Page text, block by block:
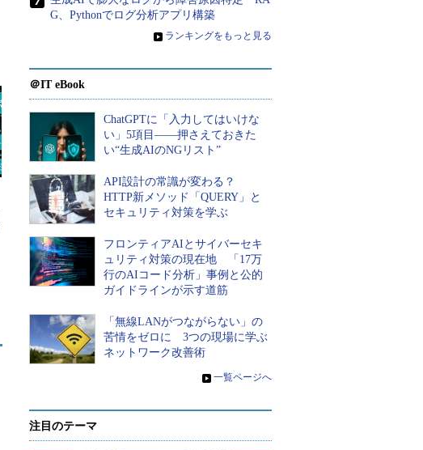
G、Pythonでログ分析アプリ構築
» ランキングをもっと見る
＠IT eBook
ChatGPTに「入力してはいけな
い」5項目――押さえておきた
い“生成AIのNGリスト”
API設計の常識が変わる？
HTTP新メソッド「QUERY」と
セキュリティ対策を学ぶ
フロンティアAIとサイバーセキ
ュリティ対策の現在地 「17万
行のAIコード分析」事例と公的
ガイドラインが示す道筋
「無線LANがつながらない」の
苦情をゼロに 3つの現場に学ぶ
ネットワーク改善術
» 一覧ページへ
注目のテーマ